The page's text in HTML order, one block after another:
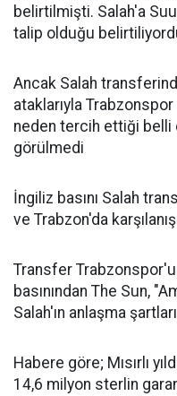
belirtilmişti. Salah'a
talip olduğu
Ancak Salah
ataklarıyla
neden tercih ettiği belli
görülmedi
İngiliz basını Salah
ve Trabzon'da
Transfer
basınından The Sun,
Salah'ın anlaşma
Habere göre; Mısırlı
14,6 milyon sterlin